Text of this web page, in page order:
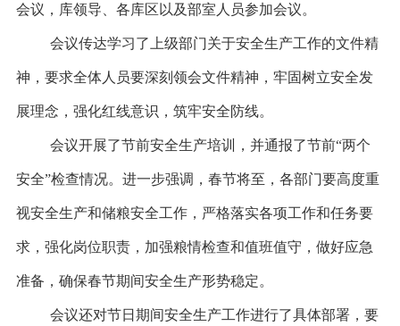
会议，库领导、各库区以及部室人员参加会议。
会议传达学习了上级部门关于安全生产工作的文件精
神，要求全体人员要深刻领会文件精神，牢固树立安全发
展理念，强化红线意识，筑牢安全防线。
会议开展了节前安全生产培训，并通报了节前“两个
安全”检查情况。进一步强调，春节将至，各部门要高度重
视安全生产和储粮安全工作，严格落实各项工作和任务要
求，强化岗位职责，加强粮情检查和值班值守，做好应急
准备，确保春节期间安全生产形势稳定。
会议还对节日期间安全生产工作进行了具体部署，要